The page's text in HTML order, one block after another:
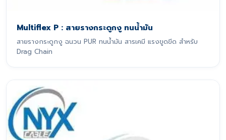
Multiflex P : สายรางกระดูกงู ทนน้ำมัน
สายรางกระดูกงู ฉนวน PUR ทนน้ำมัน สารเคมี แรงขูดขีด สำหรับ
Drag Chain